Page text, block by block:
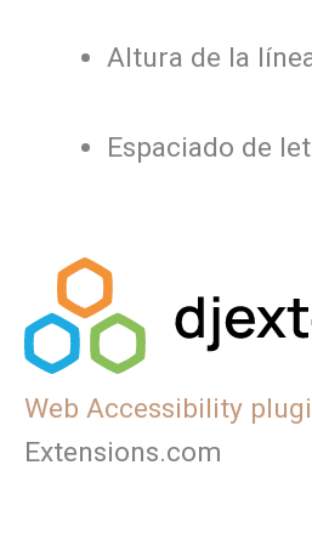
Altura de la
Espaciado de
Web Accessibility
Extensions.com